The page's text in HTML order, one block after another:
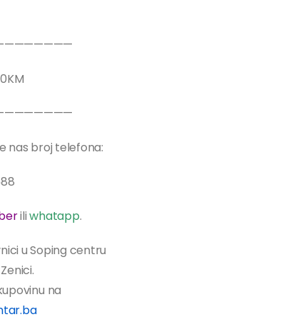
nas broj telefona:
iliwhatapp.
u Soping centru
na